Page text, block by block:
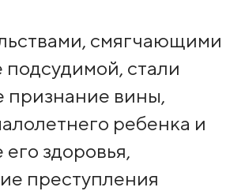
смягчающими
подсудимой, стали
признание вины,
ребенка и
здоровья,
преступления